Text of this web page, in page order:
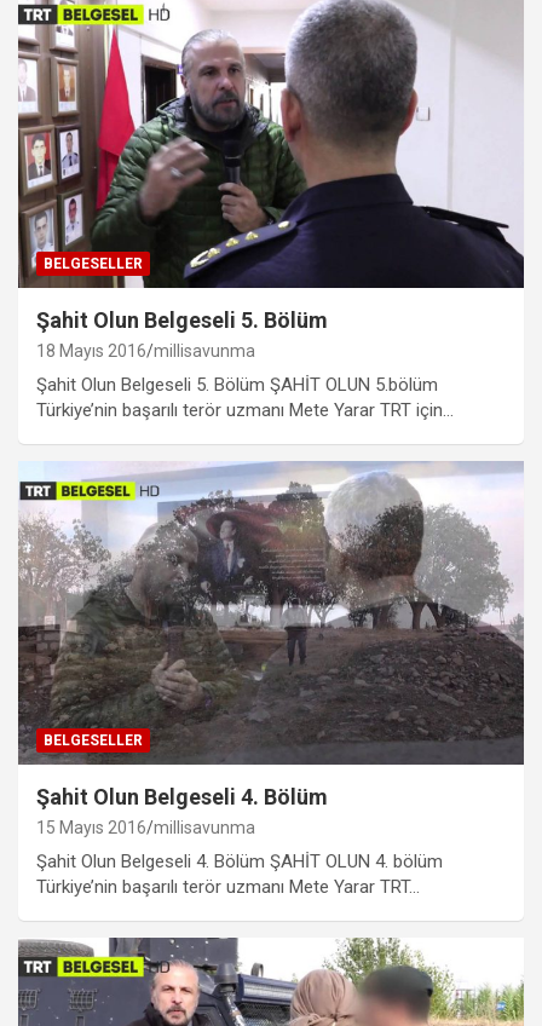
BELGESELLER
Şahit Olun Belgeseli 5. Bölüm
18 Mayıs 2016 millisavunma
Şahit Olun Belgeseli 5. Bölüm ŞAHİT OLUN 5.bölüm
Türkiye’nin başarılı terör uzmanı Mete Yarar TRT için…
BELGESELLER
Şahit Olun Belgeseli 4. Bölüm
15 Mayıs 2016 millisavunma
Şahit Olun Belgeseli 4. Bölüm ŞAHİT OLUN 4. bölüm
Türkiye’nin başarılı terör uzmanı Mete Yarar TRT…